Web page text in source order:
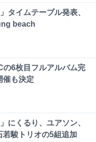
タイムテーブル発表、
beach
の6枚目フルアルバム完
催も決定
にくるり、ユアソン、
駿トリオの5組追加